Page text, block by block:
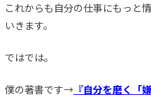
これからも自分の仕事にもっと
いきます。
ではでは。
僕の著書です→ 『自分を磨く「